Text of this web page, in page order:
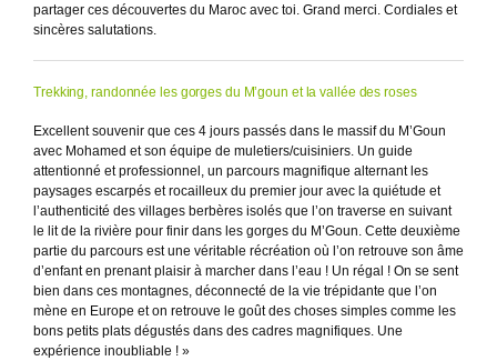
partager ces découvertes du Maroc avec toi. Grand merci. Cordiales et
sincères salutations.
Trekking, randonnée les gorges du M’goun et la vallée des roses
Excellent souvenir que ces 4 jours passés dans le massif du M’Goun
avec Mohamed et son équipe de muletiers/cuisiniers. Un guide
attentionné et professionnel, un parcours magnifique alternant les
paysages escarpés et rocailleux du premier jour avec la quiétude et
l’authenticité des villages berbères isolés que l’on traverse en suivant
le lit de la rivière pour finir dans les gorges du M’Goun. Cette deuxième
partie du parcours est une véritable récréation où l’on retrouve son âme
d’enfant en prenant plaisir à marcher dans l’eau ! Un régal ! On se sent
bien dans ces montagnes, déconnecté de la vie trépidante que l’on
mène en Europe et on retrouve le goût des choses simples comme les
bons petits plats dégustés dans des cadres magnifiques. Une
expérience inoubliable ! »